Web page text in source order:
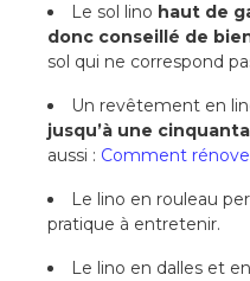
Le sol lino haut de
donc conseillé de
sol qui ne correspond
Un revêtement en
jusqu’à une
aussi : Comment
Le lino en rouleau
pratique à entretenir.
Le lino en dalles et